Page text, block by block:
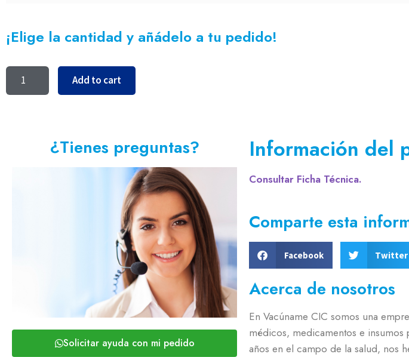
¡Elige la cantidad y añádelo a tu pedido!
Add to cart
¿Tienes preguntas?
Solicitar ayuda con mi pedido
Información del
Consultar Ficha Técnica.
Comparte esta
Facebook Twitter
Acerca de nosotros
En Vacúname CIC somos una
médicos, medicamentos e
años en el campo de la salud, nos